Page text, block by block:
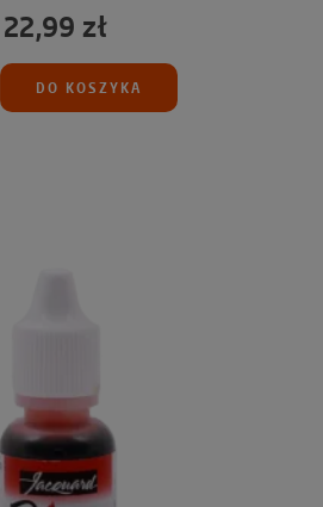
22,99 zł
DO KOSZYKA